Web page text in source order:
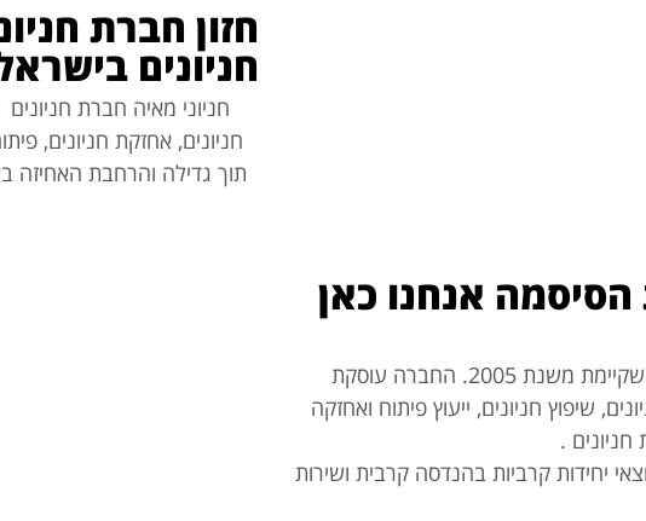
חזון חברת
חניונים
חניוני מאיה חברת חניונים
חניונים, אחזקת חניונים,
תוך גדילה והרחבת האחיזה
הסיסמה אנחנו כאן
מייסדי החברה גיא ונמרוד כהן, הם דור שני בחברה שקיימת משנת 2005. החברה עוסקת
שיפוץ חניונים, ייעוץ פיתוח ואחזקה
.
יחידות קרביות בהנדסה קרבית ושירות